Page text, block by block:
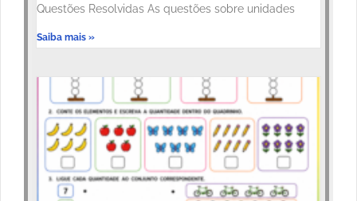
Questões Resolvidas As questões sobre unidades
Saiba mais »